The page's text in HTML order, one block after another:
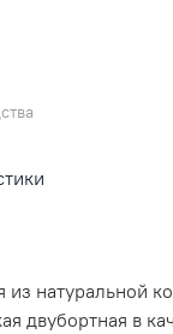
из натуральной
двубортная в